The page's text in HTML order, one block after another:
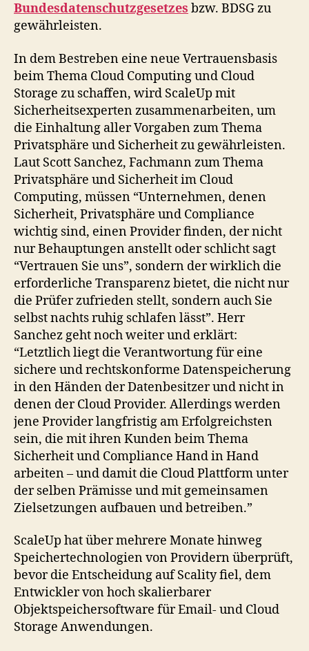
Bundesdatenschutzgesetzes bzw. BDSG zu
gewährleisten.
In dem Bestreben eine neue Vertrauensbasis
beim Thema Cloud Computing und Cloud
Storage zu schaffen, wird ScaleUp mit
Sicherheitsexperten zusammenarbeiten, um
die Einhaltung aller Vorgaben zum Thema
Privatsphäre und Sicherheit zu gewährleisten.
Laut Scott Sanchez, Fachmann zum Thema
Privatsphäre und Sicherheit im Cloud
Computing, müssen “Unternehmen, denen
Sicherheit, Privatsphäre und Compliance
wichtig sind, einen Provider finden, der nicht
nur Behauptungen anstellt oder schlicht sagt
“Vertrauen Sie uns”, sondern der wirklich die
erforderliche Transparenz bietet, die nicht nur
die Prüfer zufrieden stellt, sondern auch Sie
selbst nachts ruhig schlafen lässt”. Herr
Sanchez geht noch weiter und erklärt:
“Letztlich liegt die Verantwortung für eine
sichere und rechtskonforme Datenspeicherung
in den Händen der Datenbesitzer und nicht in
denen der Cloud Provider. Allerdings werden
jene Provider langfristig am Erfolgreichsten
sein, die mit ihren Kunden beim Thema
Sicherheit und Compliance Hand in Hand
arbeiten – und damit die Cloud Plattform unter
der selben Prämisse und mit gemeinsamen
Zielsetzungen aufbauen und betreiben.”
ScaleUp hat über mehrere Monate hinweg
Speichertechnologien von Providern überprüft,
bevor die Entscheidung auf Scality fiel, dem
Entwickler von hoch skalierbarer
Objektspeichersoftware für Email- und Cloud
Storage Anwendungen.